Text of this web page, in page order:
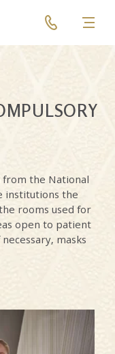
Pre
header
menu
the National
institutions the
rooms used for
open to patient
masks